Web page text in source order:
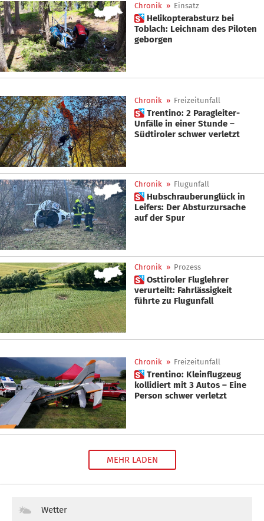
Chronik » Einsatz
 Helikopterabsturz bei
Toblach: Leichnam des Piloten
geborgen
Chronik » Freizeitunfall
 Trentino: 2 Paragleiter-
Unfälle in einer Stunde –
Südtiroler schwer verletzt
Chronik » Flugunfall
 Hubschrauberunglück in
Leifers: Der Absturzursache
auf der Spur
Chronik » Prozess
 Osttiroler Fluglehrer
verurteilt: Fahrlässigkeit
führte zu Flugunfall
Chronik » Freizeitunfall
 Trentino: Kleinflugzeug
kollidiert mit 3 Autos – Eine
Person schwer verletzt
MEHR LADEN
Wetter